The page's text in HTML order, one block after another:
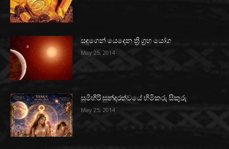
සඳුගෙන් යෙදෙන ත්‍රි ග්‍රහ යෝග
May 25, 2014
සුමිහිරි සුන්දරත්වයේ හිමිකරු සිකුරු
May 25, 2014